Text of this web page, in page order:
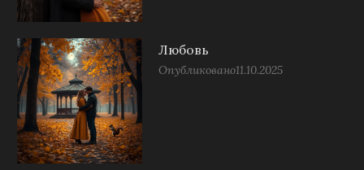
Любовь
Опубликовано11.10.2025